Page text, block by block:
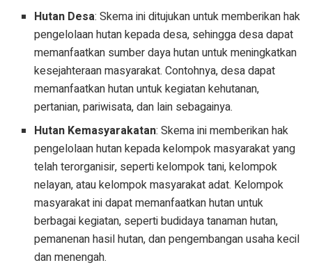
Hutan Desa: Skema ini ditujukan untuk memberikan hak
pengelolaan hutan kepada desa, sehingga desa dapat
memanfaatkan sumber daya hutan untuk meningkatkan
kesejahteraan masyarakat. Contohnya, desa dapat
memanfaatkan hutan untuk kegiatan kehutanan,
pertanian, pariwisata, dan lain sebagainya.
Hutan Kemasyarakatan: Skema ini memberikan hak
pengelolaan hutan kepada kelompok masyarakat yang
telah terorganisir, seperti kelompok tani, kelompok
nelayan, atau kelompok masyarakat adat. Kelompok
masyarakat ini dapat memanfaatkan hutan untuk
berbagai kegiatan, seperti budidaya tanaman hutan,
pemanenan hasil hutan, dan pengembangan usaha kecil
dan menengah.